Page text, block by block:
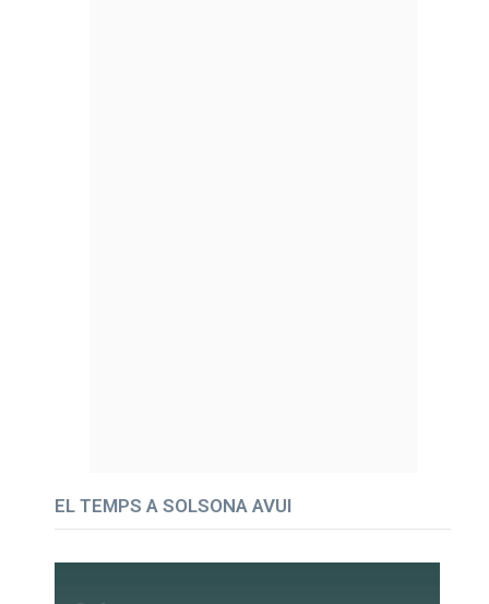
EL TEMPS A SOLSONA AVUI